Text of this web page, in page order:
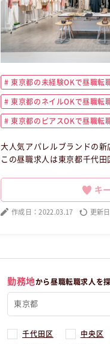
東京都の未経験OKで昼職転
東京都のネイルOKで昼職転
東京都のピアスOKで昼職転
大人気アパレルブランドの
この昼職求人は東京都千代
キ
作成日：2022.03.17 更新
勤務地から昼職転職求人を
千代田区 中央区